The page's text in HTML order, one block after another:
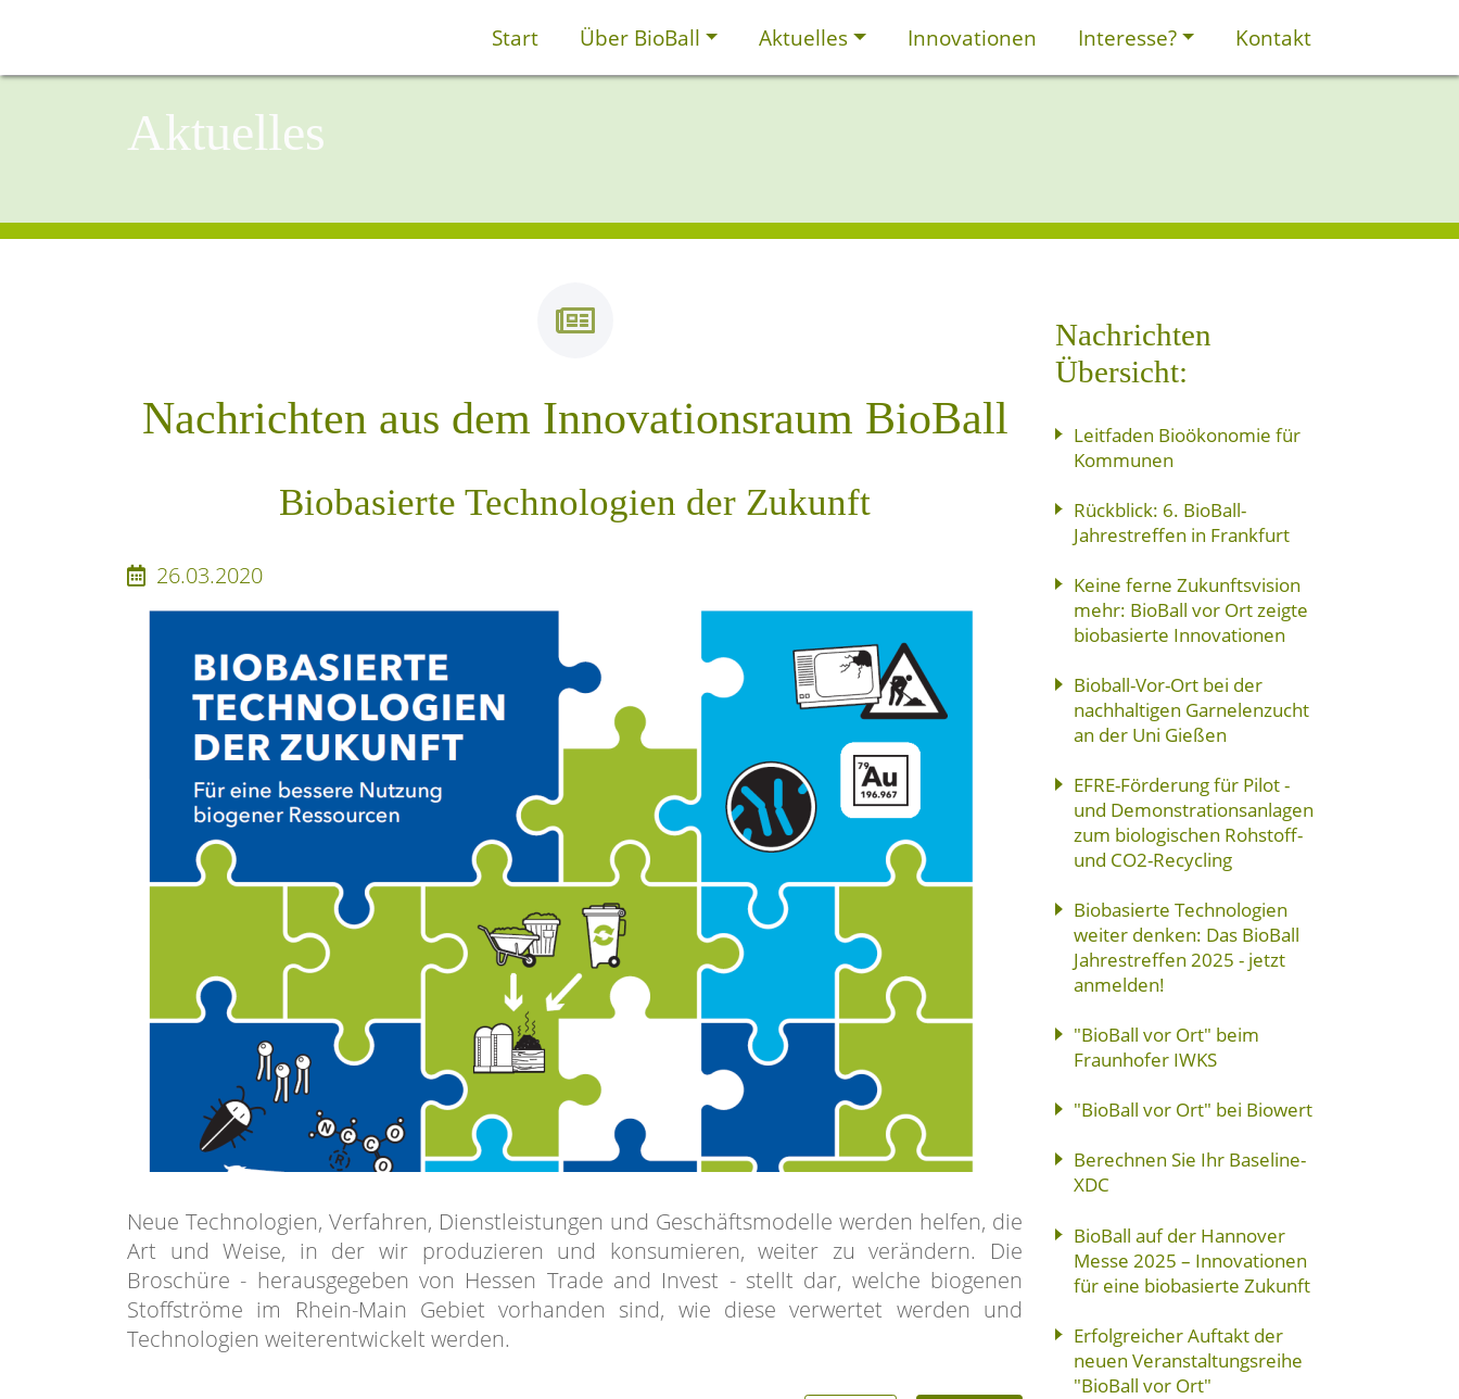
Start Über BioBall Aktuelles Innovationen Interesse? Kontakt
Aktuelles
Nachrichten aus dem Innovationsraum BioBall
Biobasierte Technologien der Zukunft
26.03.2020
Neue Technologien, Verfahren, Dienstleistungen und Geschäftsmodelle werden helfen, die
Art und Weise, in der wir produzieren und konsumieren, weiter zu verändern. Die
Broschüre - herausgegeben von Hessen Trade and Invest - stellt dar, welche biogenen
Stoffströme im Rhein-Main Gebiet vorhanden sind, wie diese verwertet werden und
Technologien weiterentwickelt werden.
Nachrichten
Übersicht:
Leitfaden Bioökonomie für
Kommunen
Rückblick: 6. BioBall-
Jahrestreffen in Frankfurt
Keine ferne Zukunftsvision
mehr: BioBall vor Ort zeigte
biobasierte Innovationen
Bioball-Vor-Ort bei der
nachhaltigen Garnelenzucht
an der Uni Gießen
EFRE-Förderung für Pilot -
und Demonstrationsanlagen
zum biologischen Rohstoff-
und CO2-Recycling
Biobasierte Technologien
weiter denken: Das BioBall
Jahrestreffen 2025 - jetzt
anmelden!
"BioBall vor Ort" beim
Fraunhofer IWKS
"BioBall vor Ort" bei Biowert
Berechnen Sie Ihr Baseline-
XDC
BioBall auf der Hannover
Messe 2025 – Innovationen
für eine biobasierte Zukunft
Erfolgreicher Auftakt der
neuen Veranstaltungsreihe
"BioBall vor Ort"